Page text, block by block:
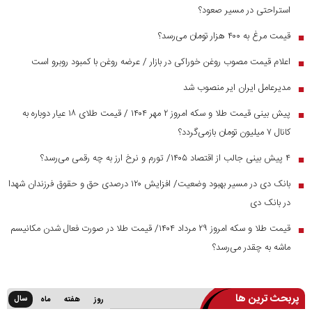
استراحتی در مسیر صعود؟
■ قیمت مرغ به ۴۰۰ هزار تومان می‌رسد؟
■ اعلام قیمت مصوب روغن خوراکی در بازار / عرضه روغن با کمبود روبرو است
■ مدیرعامل ایران ایر منصوب شد
■
پیش بینی قیمت طلا و سکه امروز ۲ مهر ۱۴۰۴ / قیمت طلای ۱۸ عیار دوباره به
کانال ۷ میلیون تومان بازمی‌گردد؟
■ ۴ پیش بینی جالب از اقتصاد ۱۴۰۵/ تورم و نرخ ارز به چه رقمی می‌رسد؟
■
بانک دی در مسیر بهبود وضعیت/ افزایش ۱۲۰ درصدی حق و حقوق فرزندان شهدا
در بانک دی
■
قیمت طلا و سکه امروز ۲۹ مرداد ۱۴۰۴/ قیمت طلا در صورت فعال شدن مکانیسم
ماشه به چقدر می‌رسد؟
پربحث ترین ها روز هفته ماه سال